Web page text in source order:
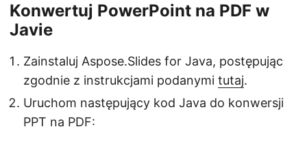
Konwertuj PowerPoint na PDF w
Javie
Zainstaluj Aspose.Slides for Java, postępując
zgodnie z instrukcjami podanymi tutaj.
Uruchom następujący kod Java do konwersji
PPT na PDF: